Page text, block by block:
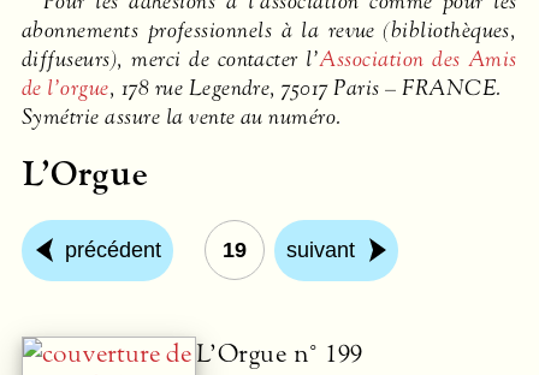
abonnements professionnels à la revue (bibliothèques,
diffuseurs), merci de contacter l’Association des Amis
de l’orgue, 178 rue Legendre, 75017 Paris –FRANCE.
Symétrie assure la vente au numéro.
L’Orgue
précédent 19 suivant
L’Orgue n° 199